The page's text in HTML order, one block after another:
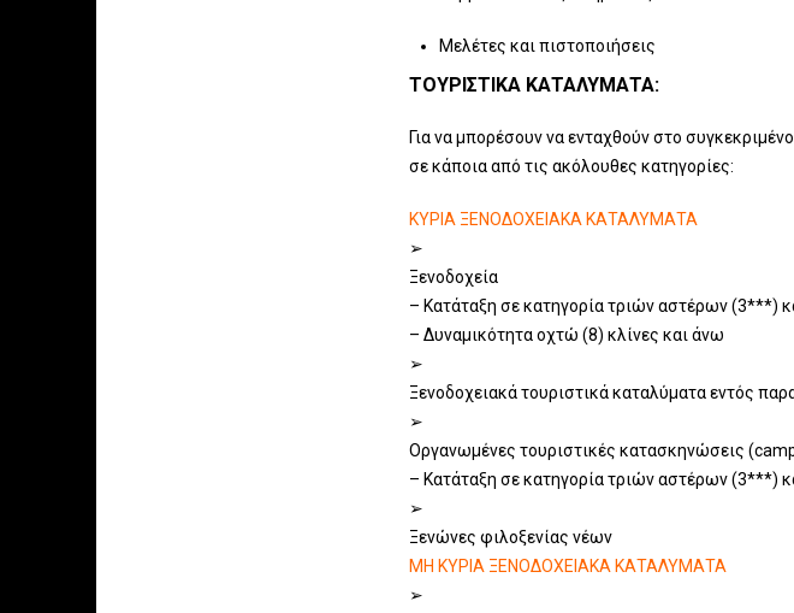
Μελέτες και πιστοποιήσεις
ΤΟΥΡΙΣΤΙΚΆ ΚΑΤΑΛΎΜΑΤΑ:
Για να μπορέσουν να ενταχθούν στο συγκεκριμένο
σε κάποια από τις ακόλουθες κατηγορίες:
ΚΥΡΙΑ ΞΕΝΟΔΟΧΕΙΑΚΑ ΚΑΤΑΛΥΜΑΤΑ
➢
Ξενοδοχεία
– Κατάταξη σε κατηγορία τριών αστέρων (3***)
– Δυναμικότητα οχτώ (8) κλίνες και άνω
➢
Ξενοδοχειακά τουριστικά καταλύματα εντός
➢
Οργανωμένες τουριστικές κατασκηνώσεις
– Κατάταξη σε κατηγορία τριών αστέρων (3***)
➢
Ξενώνες φιλοξενίας νέων
ΜΗ ΚΥΡΙΑ ΞΕΝΟΔΟΧΕΙΑΚΑ ΚΑΤΑΛΥΜΑΤΑ
➢